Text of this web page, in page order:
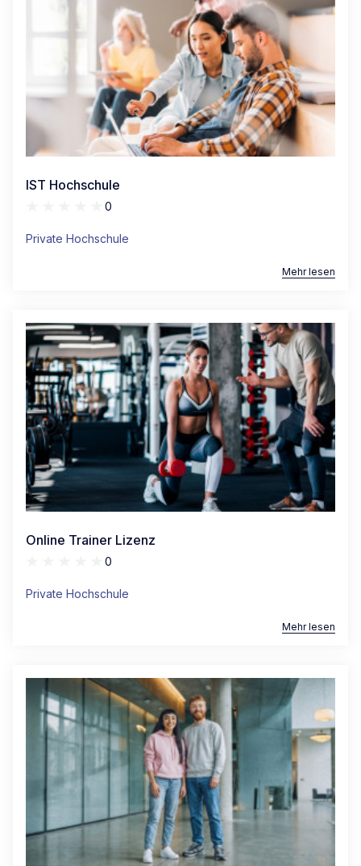
IST Hochschule
0
Private Hochschule
Mehr lesen
Online Trainer Lizenz
0
Private Hochschule
Mehr lesen